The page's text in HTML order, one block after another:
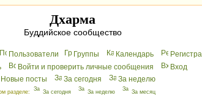
Дхарма
Буддийское сообщество
Пользователи Группы Календарь
Войти и проверить личные сообщения
Вхoд
Новые посты
За сегодня За неделю
разделе: За сегодня За неделю За месяц